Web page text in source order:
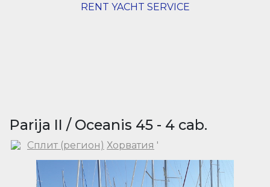
RENT YACHT SERVICE
Parija II / Oceanis 45 - 4 cab.
Сплит (регион) Хорватия '